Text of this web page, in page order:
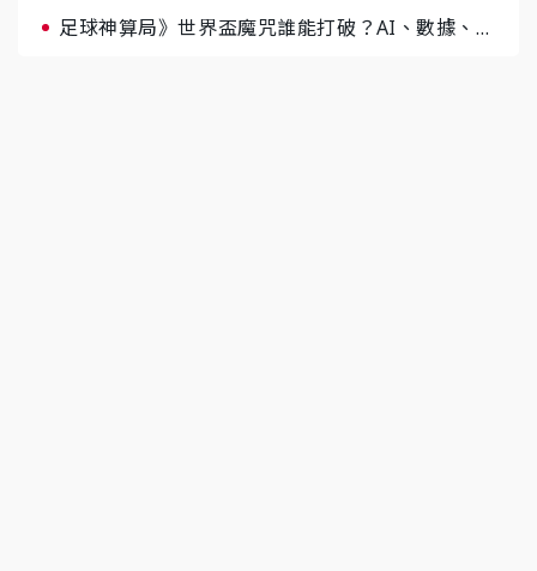
足球神算局》世界盃魔咒誰能打破？AI、數據、塔